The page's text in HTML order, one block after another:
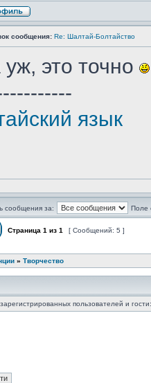
сообщения: Re: Шалтай-Болтайство
это точно
язык
сообщения за: Поле
Страница 1 из 1 [ Сообщений: 5 ]
» Творчество
пользователей и